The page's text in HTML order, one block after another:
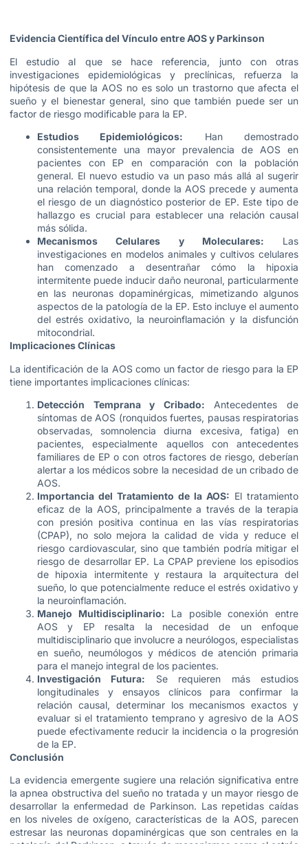
Evidencia Científica del Vínculo entre AOS y Parkinson
El estudio al que se hace referencia, junto con otras
investigaciones epidemiológicas y preclínicas, refuerza la
hipótesis de que la AOS no es solo un trastorno que afecta el
sueño y el bienestar general, sino que también puede ser un
factor de riesgo modificable para la EP.
Estudios Epidemiológicos: Han demostrado
consistentemente una mayor prevalencia de AOS en
pacientes con EP en comparación con la población
general. El nuevo estudio va un paso más allá al sugerir
una relación temporal, donde la AOS precede y aumenta
el riesgo de un diagnóstico posterior de EP. Este tipo de
hallazgo es crucial para establecer una relación causal
más sólida.
Mecanismos Celulares y Moleculares: Las
investigaciones en modelos animales y cultivos celulares
han comenzado a desentrañar cómo la hipoxia
intermitente puede inducir daño neuronal, particularmente
en las neuronas dopaminérgicas, mimetizando algunos
aspectos de la patología de la EP. Esto incluye el aumento
del estrés oxidativo, la neuroinflamación y la disfunción
mitocondrial.
Implicaciones Clínicas
La identificación de la AOS como un factor de riesgo para la EP
tiene importantes implicaciones clínicas:
Detección Temprana y Cribado: Antecedentes de
síntomas de AOS (ronquidos fuertes, pausas respiratorias
observadas, somnolencia diurna excesiva, fatiga) en
pacientes, especialmente aquellos con antecedentes
familiares de EP o con otros factores de riesgo, deberían
alertar a los médicos sobre la necesidad de un cribado de
AOS.
Importancia del Tratamiento de la AOS: El tratamiento
eficaz de la AOS, principalmente a través de la terapia
con presión positiva continua en las vías respiratorias
(CPAP), no solo mejora la calidad de vida y reduce el
riesgo cardiovascular, sino que también podría mitigar el
riesgo de desarrollar EP. La CPAP previene los episodios
de hipoxia intermitente y restaura la arquitectura del
sueño, lo que potencialmente reduce el estrés oxidativo y
la neuroinflamación.
Manejo Multidisciplinario: La posible conexión entre
AOS y EP resalta la necesidad de un enfoque
multidisciplinario que involucre a neurólogos, especialistas
en sueño, neumólogos y médicos de atención primaria
para el manejo integral de los pacientes.
Investigación Futura: Se requieren más estudios
longitudinales y ensayos clínicos para confirmar la
relación causal, determinar los mecanismos exactos y
evaluar si el tratamiento temprano y agresivo de la AOS
puede efectivamente reducir la incidencia o la progresión
de la EP.
Conclusión
La evidencia emergente sugiere una relación significativa entre
la apnea obstructiva del sueño no tratada y un mayor riesgo de
desarrollar la enfermedad de Parkinson. Las repetidas caídas
en los niveles de oxígeno, características de la AOS, parecen
estresar las neuronas dopaminérgicas que son centrales en la